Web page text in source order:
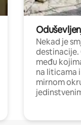
Nekad je
destinacije.
među
na liticama
mirnom